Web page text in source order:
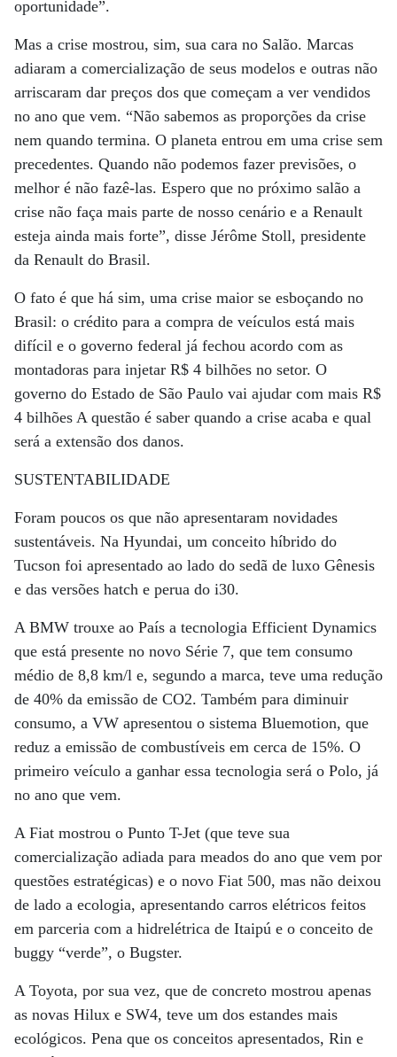
oportunidade”.
Mas a crise mostrou, sim, sua cara no Salão. Marcas
adiaram a comercialização de seus modelos e outras não
arriscaram dar preços dos que começam a ver vendidos
no ano que vem. “Não sabemos as proporções da crise
nem quando termina. O planeta entrou em uma crise sem
precedentes. Quando não podemos fazer previsões, o
melhor é não fazê-las. Espero que no próximo salão a
crise não faça mais parte de nosso cenário e a Renault
esteja ainda mais forte”, disse Jérôme Stoll, presidente
da Renault do Brasil.
O fato é que há sim, uma crise maior se esboçando no
Brasil: o crédito para a compra de veículos está mais
difícil e o governo federal já fechou acordo com as
montadoras para injetar R$ 4 bilhões no setor. O
governo do Estado de São Paulo vai ajudar com mais R$
4 bilhões A questão é saber quando a crise acaba e qual
será a extensão dos danos.
SUSTENTABILIDADE
Foram poucos os que não apresentaram novidades
sustentáveis. Na Hyundai, um conceito híbrido do
Tucson foi apresentado ao lado do sedã de luxo Gênesis
e das versões hatch e perua do i30.
A BMW trouxe ao País a tecnologia Efficient Dynamics
que está presente no novo Série 7, que tem consumo
médio de 8,8 km/l e, segundo a marca, teve uma redução
de 40% da emissão de CO2. Também para diminuir
consumo, a VW apresentou o sistema Bluemotion, que
reduz a emissão de combustíveis em cerca de 15%. O
primeiro veículo a ganhar essa tecnologia será o Polo, já
no ano que vem.
A Fiat mostrou o Punto T-Jet (que teve sua
comercialização adiada para meados do ano que vem por
questões estratégicas) e o novo Fiat 500, mas não deixou
de lado a ecologia, apresentando carros elétricos feitos
em parceria com a hidrelétrica de Itaipú e o conceito de
buggy “verde”, o Bugster.
A Toyota, por sua vez, que de concreto mostrou apenas
as novas Hilux e SW4, teve um dos estandes mais
ecológicos. Pena que os conceitos apresentados, Rin e